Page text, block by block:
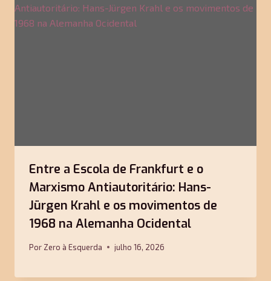
Entre a Escola de Frankfurt e o
Marxismo Antiautoritário: Hans-
Jürgen Krahl e os movimentos de
1968 na Alemanha Ocidental
Por Zero à Esquerda julho 16, 2026